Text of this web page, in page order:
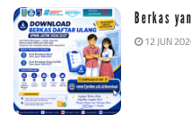
Berkas
12 JUN